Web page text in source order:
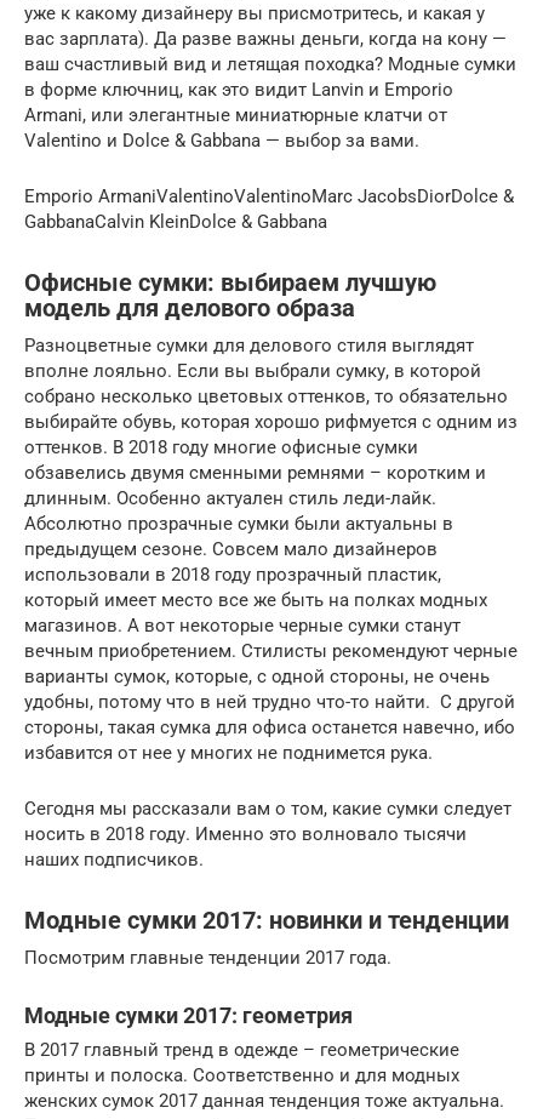
уже к какому дизайнеру вы присмотритесь, и какая у
вас зарплата). Да разве важны деньги, когда на кону —
ваш счастливый вид и летящая походка? Модные сумки
в форме ключниц, как это видит Lanvin и Emporio
Armani, или элегантные миниатюрные клатчи от
Valentino и Dolce & Gabbana — выбор за вами.
Emporio ArmaniValentinoValentinoMarc JacobsDiorDolce &
GabbanaCalvin KleinDolce & Gabbana
Офисные сумки: выбираем лучшую
модель для делового образа
Разноцветные сумки для делового стиля выглядят
вполне лояльно. Если вы выбрали сумку, в которой
собрано несколько цветовых оттенков, то обязательно
выбирайте обувь, которая хорошо рифмуется с одним из
оттенков. В 2018 году многие офисные сумки
обзавелись двумя сменными ремнями – коротким и
длинным. Особенно актуален стиль леди-лайк.
Абсолютно прозрачные сумки были актуальны в
предыдущем сезоне. Совсем мало дизайнеров
использовали в 2018 году прозрачный пластик,
который имеет место все же быть на полках модных
магазинов. А вот некоторые черные сумки станут
вечным приобретением. Стилисты рекомендуют черные
варианты сумок, которые, с одной стороны, не очень
удобны, потому что в ней трудно что-то найти. С другой
стороны, такая сумка для офиса останется навечно, ибо
избавится от нее у многих не поднимется рука.
Сегодня мы рассказали вам о том, какие сумки следует
носить в 2018 году. Именно это волновало тысячи
наших подписчиков.
Модные сумки 2017: новинки и тенденции
Посмотрим главные тенденции 2017 года.
Модные сумки 2017: геометрия
В 2017 главный тренд в одежде – геометрические
принты и полоска. Соответственно и для модных
женских сумок 2017 данная тенденция тоже актуальна.